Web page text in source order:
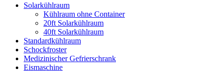
Solarkühlraum
Kühlraum ohne Container
20ft Solarkühlraum
40ft Solarkühlraum
Standardkühlraum
Schockfroster
Medizinischer Gefrierschrank
Eismaschine